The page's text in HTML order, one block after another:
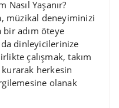
Nasıl Yaşanır?
müzikal deneyiminizi
bir adım öteye
dinleyicilerinize
çalışmak, takım
herkesin
olanak